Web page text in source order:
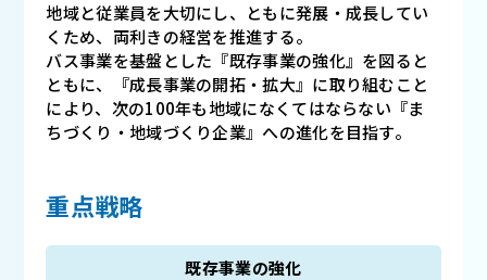
地域と従業員を大切にし、ともに発展・成長してい
くため、両利きの経営を推進する。
バス事業を基盤とした『既存事業の強化』を図ると
ともに、『成長事業の開拓・拡大』に取り組むこと
により、 次の100年も地域になくてはならない『ま
ちづくり・地域づくり企業』への進化を目指す。
重点戦略
既存事業の強化